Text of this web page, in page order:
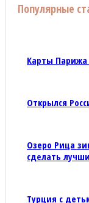
Популярные
Карты Парижа
Открылся
Озеро Рица
сделать
Турция с